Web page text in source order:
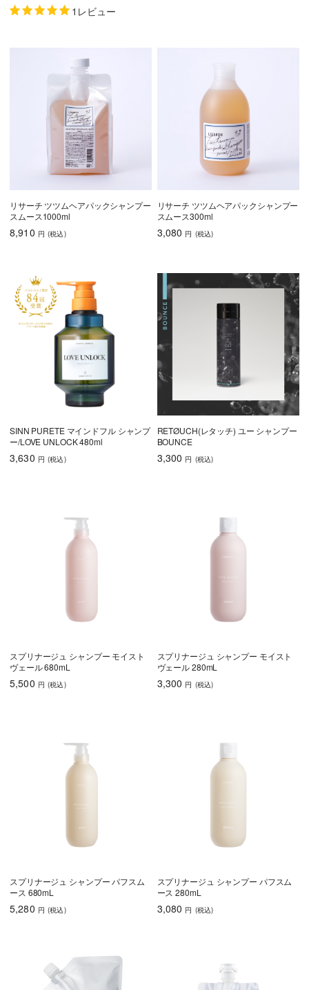
頭皮が脂っぽい
しっとり ハリコシ
1レビュー
リサーチ ツツムヘアパックシャンプー
スムース1000ml
8,910 円 (税込)
リサーチ ツツムヘアパックシャンプー
スムース300ml
3,080 円 (税込)
SINN PURETE マインドフル シャンプ
ー/LOVE UNLOCK 480ml
3,630 円 (税込)
RETØUCH(レタッチ) ユー シャンプー
BOUNCE
3,300 円 (税込)
スプリナージュ シャンプー モイスト
ヴェール 680mL
5,500 円 (税込)
スプリナージュ シャンプー モイスト
ヴェール 280mL
3,300 円 (税込)
スプリナージュ シャンプー パフスム
ース 680mL
5,280 円 (税込)
スプリナージュ シャンプー パフスム
ース 280mL
3,080 円 (税込)